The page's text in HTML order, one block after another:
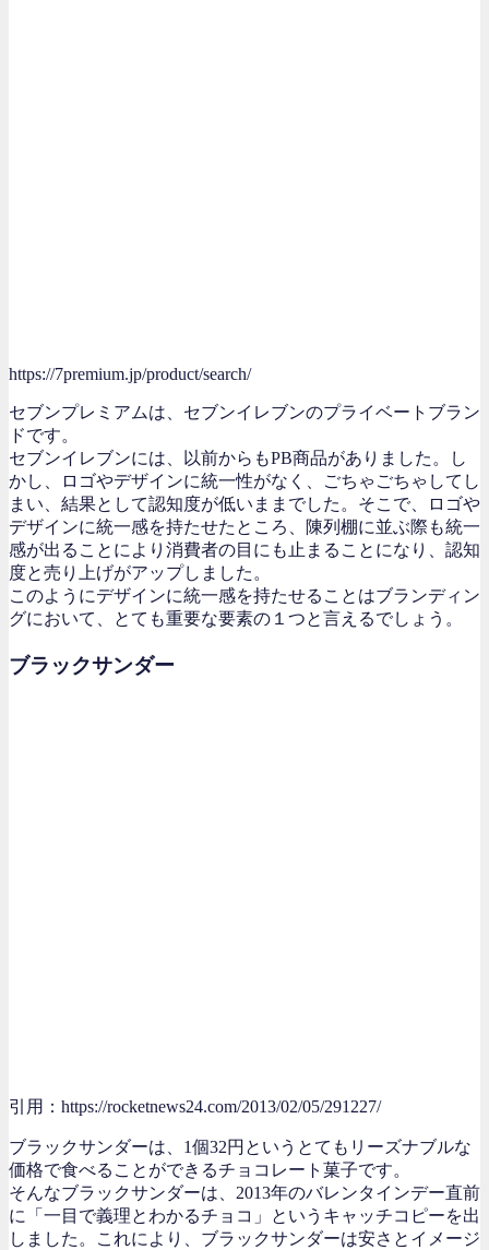
https://7premium.jp/product/search/
セブンプレミアムは、セブンイレブンのプライベートブラン
ドです。
セブンイレブンには、以前からもPB商品がありました。し
かし、ロゴやデザインに統一性がなく、ごちゃごちゃしてし
まい、結果として認知度が低いままでした。そこで、ロゴや
デザインに統一感を持たせたところ、陳列棚に並ぶ際も統一
感が出ることにより消費者の目にも止まることになり、認知
度と売り上げがアップしました。
このようにデザインに統一感を持たせることはブランディン
グにおいて、とても重要な要素の１つと言えるでしょう。
ブラックサンダー
引用：https://rocketnews24.com/2013/02/05/291227/
ブラックサンダーは、1個32円というとてもリーズナブルな
価格で食べることができるチョコレート菓子です。
そんなブラックサンダーは、2013年のバレンタインデー直前
に「一目で義理とわかるチョコ」というキャッチコピーを出
しました。これにより、ブラックサンダーは安さとイメージ